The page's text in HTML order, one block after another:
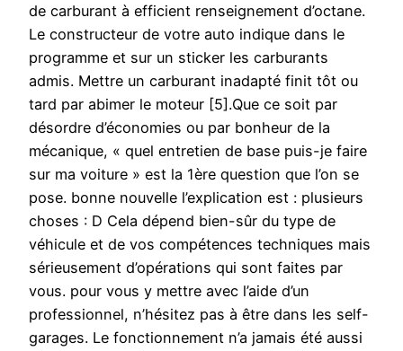
de carburant à efficient renseignement d’octane.
Le constructeur de votre auto indique dans le
programme et sur un sticker les carburants
admis. Mettre un carburant inadapté finit tôt ou
tard par abimer le moteur [5].Que ce soit par
désordre d’économies ou par bonheur de la
mécanique, « quel entretien de base puis-je faire
sur ma voiture » est la 1ère question que l’on se
pose. bonne nouvelle l’explication est : plusieurs
choses : D Cela dépend bien-sûr du type de
véhicule et de vos compétences techniques mais
sérieusement d’opérations qui sont faites par
vous. pour vous y mettre avec l’aide d’un
professionnel, n’hésitez pas à être dans les self-
garages. Le fonctionnement n’a jamais été aussi